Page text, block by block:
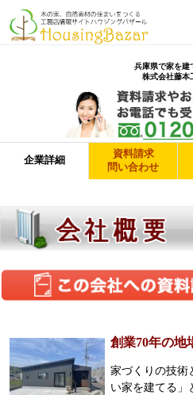
兵庫県で家を建
株式会社藤本
企業詳細
資料請求
問い合わせ
創業70年の地
家づくりの技術
い家を建てる」